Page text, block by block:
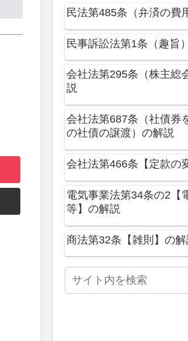
民法第485条（弁済の費
民事訴訟法第1条（趣旨
会社法第295条（株主総
説
会社法第687条（社債券
の社債の譲渡）の解説
会社法第466条【定款の
電気事業法第34条の2【
等】の解説
商法第32条【雑則】の解